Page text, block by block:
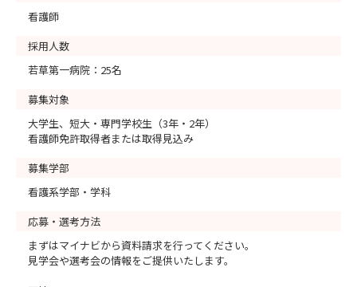
看護師
採用人数
若草第一病院：25名
募集対象
大学生、短大・専門学校生（3年・2年）
看護師免許取得者または取得見込み
募集学部
看護系学部・学科
応募・選考方法
まずはマイナビから資料請求を行ってください。
見学会や選考会の情報をご提供いたします。